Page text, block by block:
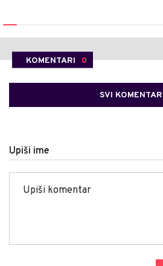
KOMENTARI 0
SVI
Upiši ime